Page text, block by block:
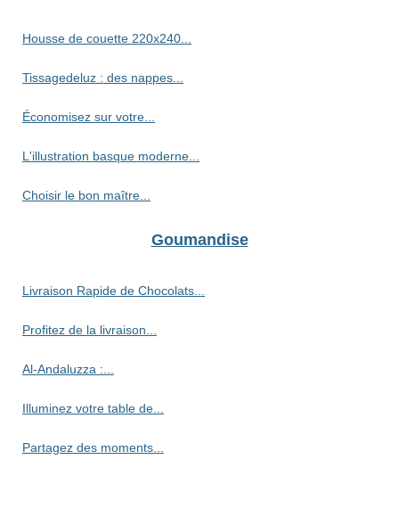
Housse de couette 220x240...
Tissagedeluz : des nappes...
Économisez sur votre...
L'illustration basque moderne...
Choisir le bon maître...
Goumandise
Livraison Rapide de Chocolats...
Profitez de la livraison...
Al-Andaluzza :...
Illuminez votre table de...
Partagez des moments...